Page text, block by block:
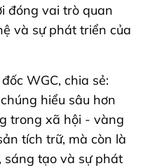
đóng vai trò quan
và sự phát triển của
WGC, chia sẻ:
hiểu sâu hơn
trong xã hội - vàng
tích trữ, mà còn là
sáng tạo và sự phát